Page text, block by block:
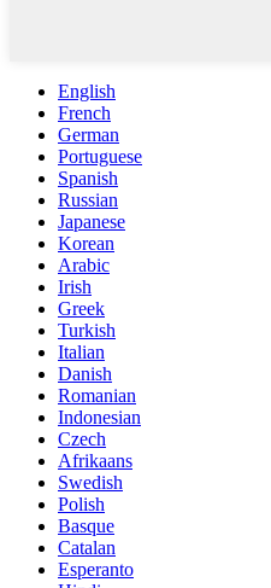
English
French
German
Portuguese
Spanish
Russian
Japanese
Korean
Arabic
Irish
Greek
Turkish
Italian
Danish
Romanian
Indonesian
Czech
Afrikaans
Swedish
Polish
Basque
Catalan
Esperanto